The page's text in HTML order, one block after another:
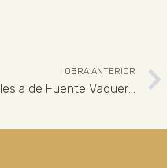
OBRA ANTERIOR
Iglesia de Fuente Vaqueros